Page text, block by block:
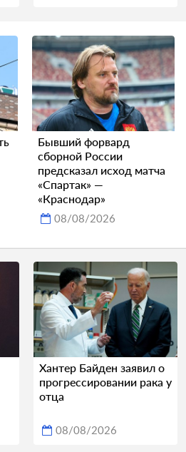
Бывший форвард
сборной России
предсказал исход матча
«Спартак» —
«Краснодар»
08/08/2026
Хантер Байден заявил о
прогрессировании рака у
отца
08/08/2026